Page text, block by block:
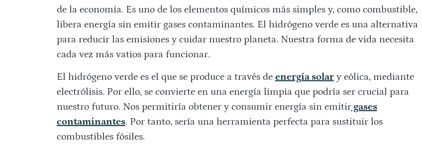
de la economía. Es uno de los elementos químicos más simples y, como combustible,
libera energía sin emitir gases contaminantes. El hidrógeno verde es una alternativa
para reducir las emisiones y cuidar nuestro planeta. Nuestra forma de vida necesita
cada vez más vatios para funcionar.
El hidrógeno verde es el que se produce a través de energía solary eólica, mediante
electrólisis. Por ello, se convierte en una energía limpia que podría ser crucial para
nuestro futuro. Nos permitiría obtener y consumir energía sin emitirgases
contaminantes. Por tanto, sería una herramienta perfecta para sustituir los
combustibles fósiles.